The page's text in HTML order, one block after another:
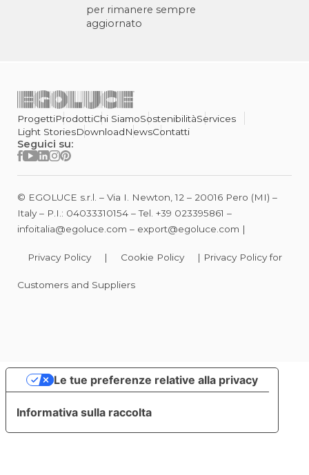
per rimanere sempre
aggiornato
ProgettiProdottiChi SiamoSostenibilitàServices
Light StoriesDownloadNewsContatti
Seguici su:
© EGOLUCE s.r.l. – Via I. Newton, 12 – 20016 Pero (MI) –
Italy – P.I.: 04033310154 – Tel. +39 023395861 –
infoitalia@egoluce.com – export@egoluce.com |
Privacy Policy | Cookie Policy | Privacy Policy for
Customers and Suppliers
Informativa sulla raccolta
Le tue preferenze relative alla privacy